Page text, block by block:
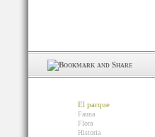
El parque
Fauna
Flora
Historia